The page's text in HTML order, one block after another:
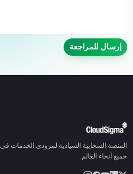
إرسال للمراجعة
المنصة السحابية السيادية لمزودي الخدمات في
جميع أنحاء العالم.